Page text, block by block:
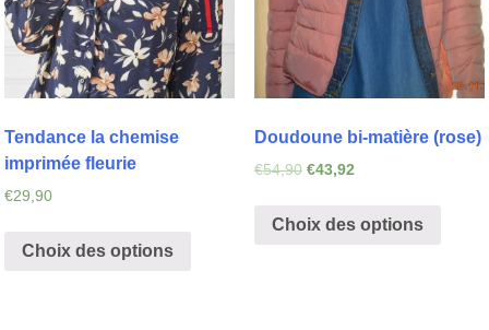
Tendance la chemise
imprimée fleurie
€29,90
Choix des options
Doudoune bi-matière (rose)
€54,90 €43,92
Choix des options